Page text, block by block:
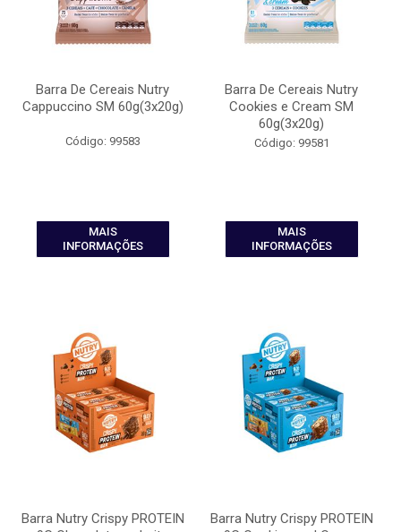
Barra De Cereais Nutry
Cappuccino SM 60g(3x20g)
Código: 99583
MAIS
INFORMAÇÕES
Barra De Cereais Nutry
Cookies e Cream SM
60g(3x20g)
Código: 99581
MAIS
INFORMAÇÕES
Barra Nutry Crispy PROTEIN
Barra Nutry Crispy PROTEIN